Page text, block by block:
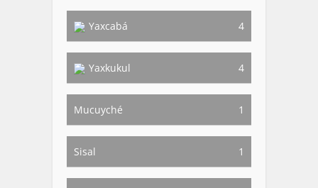
Yaxcabá 4
Yaxkukul 4
Mucuyché 1
Sisal 1